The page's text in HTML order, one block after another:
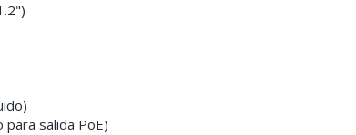
para salida PoE)